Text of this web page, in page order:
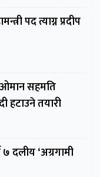
पद त्याग्न प्रदीप
सहमति
हटाउने तयारी